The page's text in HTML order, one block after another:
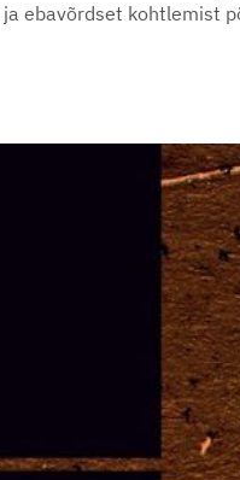
ebavõrdset kohtlemist